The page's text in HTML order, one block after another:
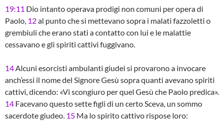
19:11 Dio intanto operava prodigi non comuni per opera di
Paolo, 12al punto che si mettevano sopra i malati fazzoletti o
grembiuli che erano stati a contatto con lui e le malattie
cessavano e gli spiriti cattivi fuggivano.
14Alcuni esorcisti ambulanti giudei si provarono a invocare
anch’essi il nome del Signore Gesù sopra quanti avevano spiriti
cattivi, dicendo: «Vi scongiuro per quel Gesù che Paolo predica».
14 Facevano questo sette figli di un certo Sceva, un sommo
sacerdote giudeo. 15 Ma lo spirito cattivo rispose loro: